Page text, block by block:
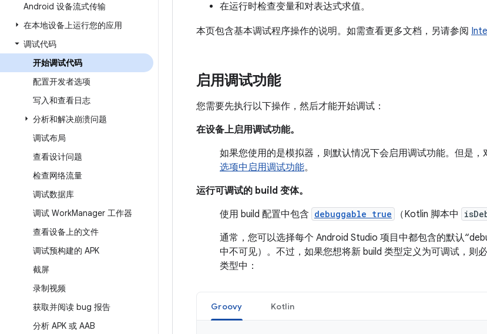
Android 设备流式传输
在本地设备上运行您的应用
调试代码
开始调试代码
配置开发者选项
写入和查看日志
分析和解决崩溃问题
调试布局
查看设计问题
检查网络流量
调试数据库
调试 WorkManager 工作器
查看设备上的文件
调试预构建的 APK
截屏
录制视频
获取并阅读 bug 报告
分析 APK 或 AAB
在运行时检查变量和对表达式求值。
本页包含基本调试程序操作的说明。如需查看更多文档，另请参阅
启用调试功能
您需要先执行以下操作，然后才能开始调试：
在设备上启用调试功能。
如果您使用的是模拟器，则默认情况下会启用调试功能。但是
选项中启用调试功能。
运行可调试的 build 变体。
使用 build 配置中包含 debuggable true （Kotlin 脚本中
通常，您可以选择每个 Android Studio 项目中都包含的默认
中不可见）。不过，如果您想将新 build 类型定义为可调试，则
类型中：
Groovy Kotlin